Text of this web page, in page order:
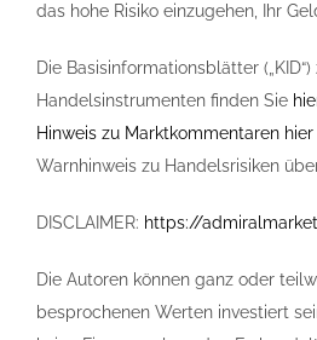
das hohe Risiko einzugehen, Ihr
Die Basisinformationsblätter
Handelsinstrumenten finden Sie
Hinweis zu Marktkommentaren hier
Warnhinweis zu Handelsrisiken
DISCLAIMER: https://
Die Autoren können ganz oder
besprochenen Werten investiert